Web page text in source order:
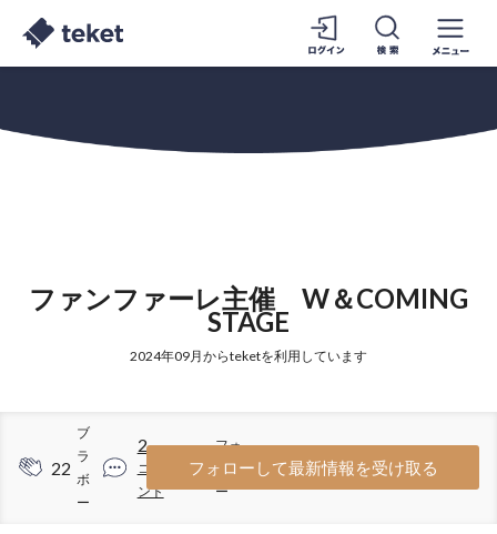
ファンファーレ主催 W＆COMING
STAGE
2024年09月からteketを利用しています
22
ブ
ラ
ボ
ー
2
コメ
ント
9
フォ
ロワ
ー
フォローして最新情報を受け取る